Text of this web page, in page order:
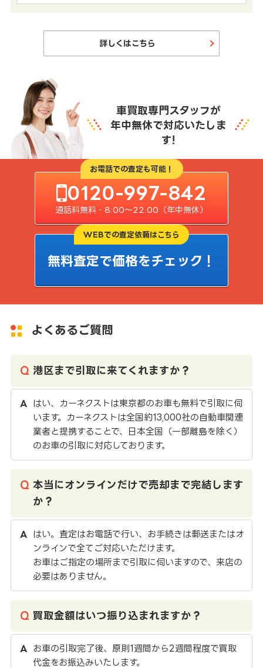
詳しくはこちら
車買取専門スタッフが
年中無休で対応いたしま
す!
お電話での査定も可能！
0120-997-842
通話料無料・8:00〜22:00（年中無休）
WEBでの査定依頼はこちら
無料査定で価格をチェック！
よくあるご質問
港区まで引取に来てくれますか？
はい、カーネクストは東京都のお車も無料で引取に伺
います。カーネクストは全国約13,000社の自動車関連
業者と提携することで、日本全国（一部離島を除く）
のお車の引取に対応しております。
本当にオンラインだけで売却まで完結します
か？
はい。査定はお電話で行い、お手続きは郵送またはオ
ンラインで全てご対応いただけます。
お車はご指定の場所まで引取に伺いますので、来店の
必要はありません。
買取金額はいつ振り込まれますか？
お車の引取完了後、原則1週間から2週間程度で買取
代金をお振込みいたします。